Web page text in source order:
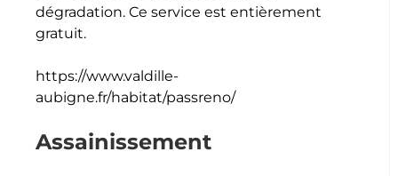
dégradation. Ce service est entièrement
gratuit.
https://www.valdille-
aubigne.fr/habitat/passreno/
Assainissement